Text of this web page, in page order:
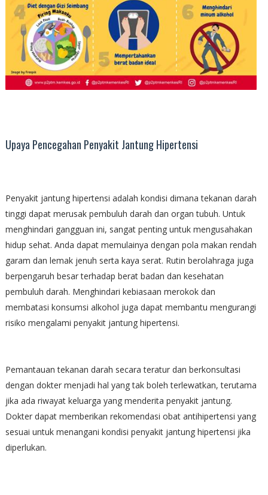
Upaya Pencegahan Penyakit Jantung Hipertensi
Penyakit jantung hipertensi adalah kondisi dimana tekanan darah
tinggi dapat merusak pembuluh darah dan organ tubuh. Untuk
menghindari gangguan ini, sangat penting untuk mengusahakan
hidup sehat. Anda dapat memulainya dengan pola makan rendah
garam dan lemak jenuh serta kaya serat. Rutin berolahraga juga
berpengaruh besar terhadap berat badan dan kesehatan
pembuluh darah. Menghindari kebiasaan merokok dan
membatasi konsumsi alkohol juga dapat membantu mengurangi
risiko mengalami penyakit jantung hipertensi.
Pemantauan tekanan darah secara teratur dan berkonsultasi
dengan dokter menjadi hal yang tak boleh terlewatkan, terutama
jika ada riwayat keluarga yang menderita penyakit jantung.
Dokter dapat memberikan rekomendasi obat antihipertensi yang
sesuai untuk menangani kondisi penyakit jantung hipertensi jika
diperlukan.